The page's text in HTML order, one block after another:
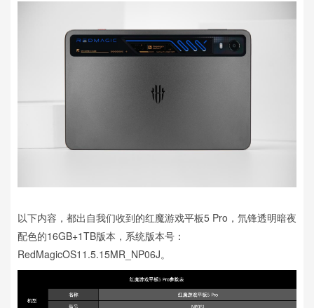
以下内容，都出自我们收到的红魔游戏平板5 Pro，氘锋透明暗夜
配色的16GB+1TB版本，系统版本号：
RedMagicOS11.5.15MR_NP06J。